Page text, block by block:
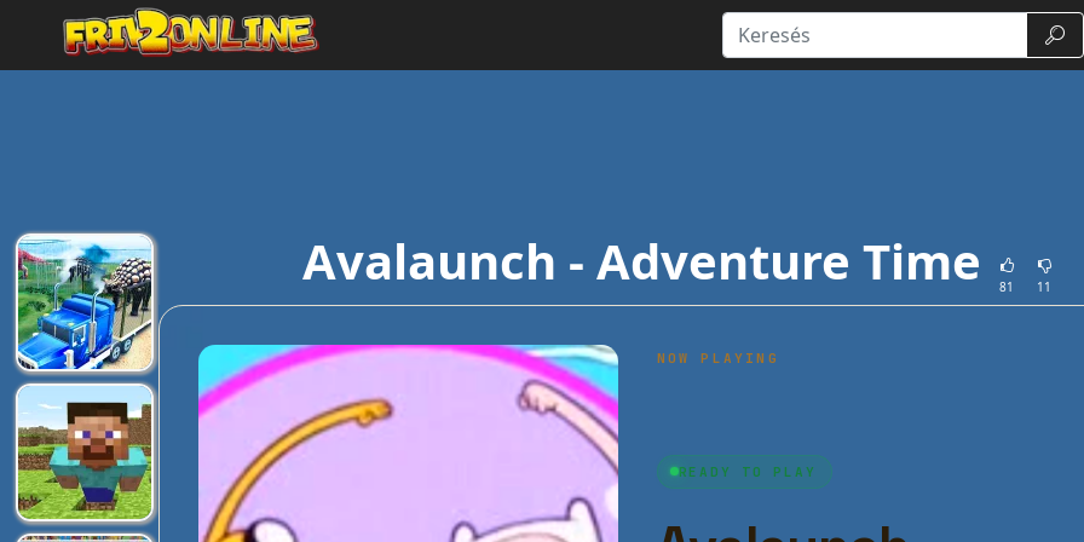
Avalaunch - Adventure Time 81 11